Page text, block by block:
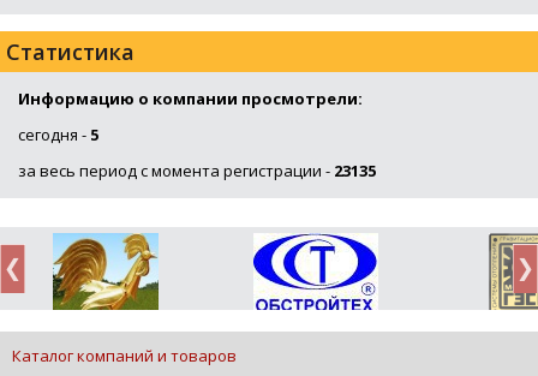
Статистика
Информацию о компании просмотрели:
сегодня - 5
за весь период с момента регистрации - 23135
Каталог компаний и товаров